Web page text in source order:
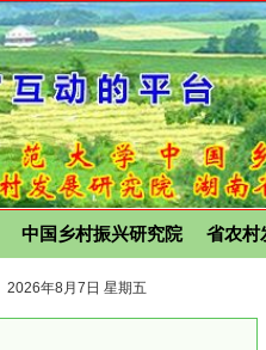
中国乡村振兴研究院 省农村
2026年8月7日 星期五